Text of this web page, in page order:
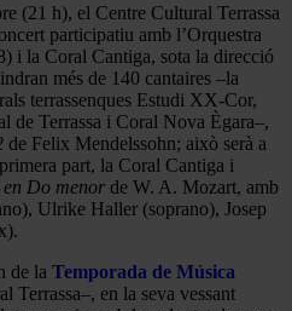
(21 h), el Centre Cultural Terrassa
participatiu amb l’Orquestra
i la Coral Cantiga, sota la direcció
més de 140 cantaires –la
terrassenques Estudi XX-Cor,
de Terrassa i Coral Nova Ègara–,
de Felix Mendelssohn; això serà a
part, la Coral Cantiga i
en Do menor de W. A. Mozart, amb
Ulrike Haller (soprano), Josep
de la Temporada de Música
Terrassa–, en la seva vessant